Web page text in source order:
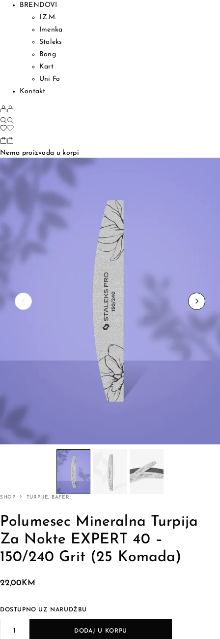
BRENDOVI
I.Z.M.
Imenka
Staleks
Bang
Kart
Uni Fo
Kontakt
Nema proizvoda u korpi
SHOP TURPIJE, BAFERI
Polumesec Mineralna Turpija
Za Nokte EXPERT 40 –
150/240 Grit (25 Komada)
22,00 KM
DOSTUPNO UZ NARUDŽBU
DODAJ U KORPU